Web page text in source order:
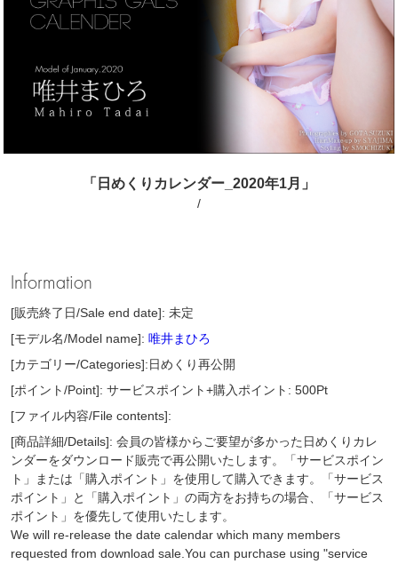
「日めくりカレンダー_2020年1月」
/
Information
[販売終了日/Sale end date]: 未定
[モデル名/Model name]:唯井まひろ
[カテゴリー/Categories]:日めくり再公開
[ポイント/Point]: サービスポイント+購入ポイント: 500Pt
[ファイル内容/File contents]:
[商品詳細/Details]: 会員の皆様からご要望が多かった日めくりカレ
ンダーをダウンロード販売で再公開いたします。「サービスポイン
ト」または「購入ポイント」を使用して購入できます。「サービス
ポイント」と「購入ポイント」の両方をお持ちの場合、「サービス
ポイント」を優先して使用いたします。
We will re-release the date calendar which many members
requested from download sale.You can purchase using "service